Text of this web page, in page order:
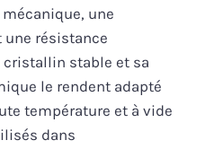
une
résistance
cristallin stable et sa
le rendent adapté
température et à vide
dans